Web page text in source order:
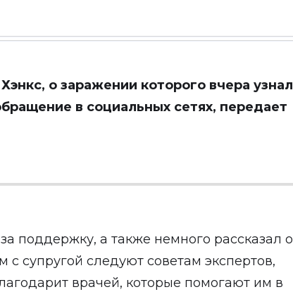
о заражении которого вчера узнал
в социальных сетях, передает
поддержку, а также немного рассказал о
супругой следуют советам экспертов,
врачей, которые помогают им в